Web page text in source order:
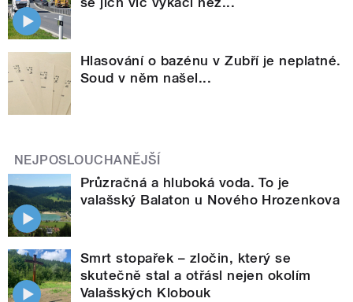
Hlasování o bazénu v Zubří je neplatné.
Soud v něm našel...
NEJPOSLOUCHANĚJŠÍ
Průzračná a hluboká voda. To je
valašský Balaton u Nového Hrozenkova
Smrt stopařek – zločin, který se
skutečně stal a otřásl nejen okolím
Valašských Klobouk